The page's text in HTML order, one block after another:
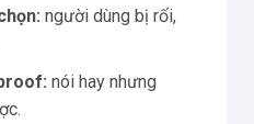
người dùng bị rối,
nói hay nhưng